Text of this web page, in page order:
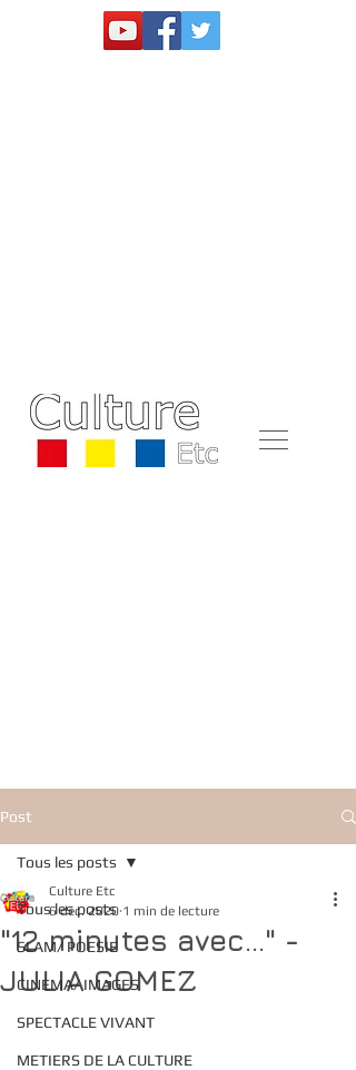
Post
Tous les posts
SLAM/ POESIE
CINEMA/ IMAGES
SPECTACLE VIVANT
METIERS DE LA CULTURE
Tous les posts
"12 minutes avec..." -
JULIA GOMEZ
Culture Etc
6 déc. 2020 1 min de lecture